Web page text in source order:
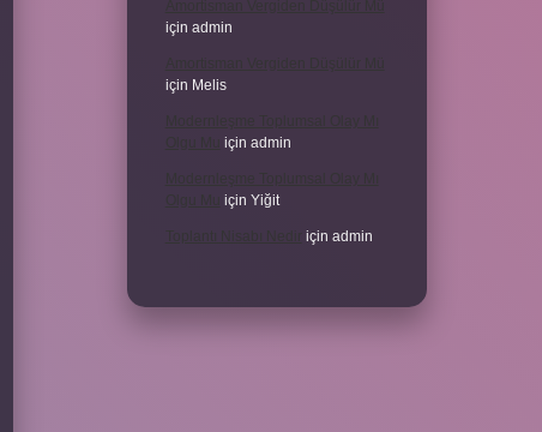
için admin
için Melis
için admin
için Yiğit
için admin